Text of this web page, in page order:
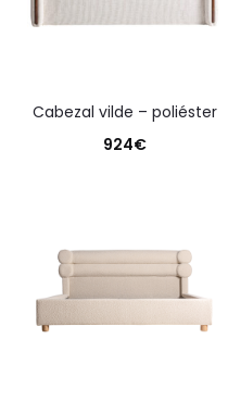
cabezal vilde – poliéster
924€